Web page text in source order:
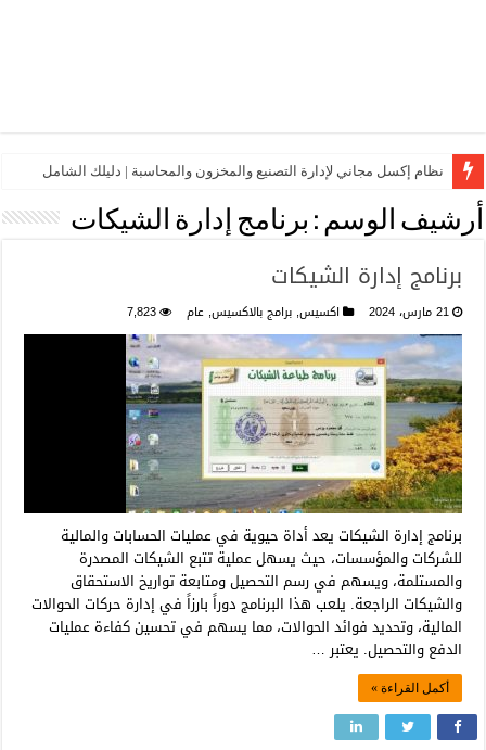
نظام إكسل مجاني لإدارة التصنيع والمخزون والمحاسبة | دليلك الشامل
أرشيف الوسم : برنامج إدارة الشيكات
برنامج إدارة الشيكات
21 مارس، 2024 اكسيس, برامج بالاكسيس, عام 7,823
برنامج إدارة الشيكات يعد أداة حيوية في عمليات الحسابات والمالية
للشركات والمؤسسات، حيث يسهل عملية تتبع الشيكات المصدرة
والمستلمة، ويسهم في رسم التحصيل ومتابعة تواريخ الاستحقاق
والشيكات الراجعة. يلعب هذا البرنامج دوراً بارزاً في إدارة حركات الحوالات
المالية، وتحديد فوائد الحوالات، مما يسهم في تحسين كفاءة عمليات
الدفع والتحصيل. يعتبر …
أكمل القراءة »